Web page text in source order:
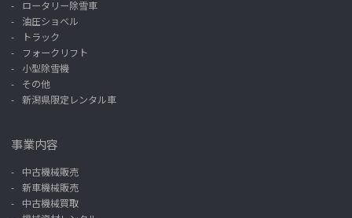
ロータリー除雪車
油圧ショベル
トラック
フォークリフト
小型除雪機
その他
新潟県限定レンタル車
事業内容
中古機械販売
新車機械販売
中古機械買取